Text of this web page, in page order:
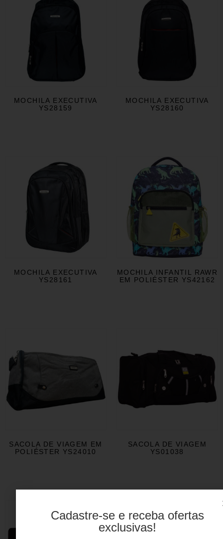
MOCHILA EXECUTIVA
YS28159
MOCHILA EXECUTIVA
YS28160
MOCHILA EXECUTIVA
YS28161
MOCHILA INFANTIL RAWR
EM POLIÉSTER YS42162
SACOLA DE VIAGEM EM
POLIÉSTER YS24010
SACOLA DE VIAGEM
YS01038
Cadastre-se e receba ofertas
exclusivas!